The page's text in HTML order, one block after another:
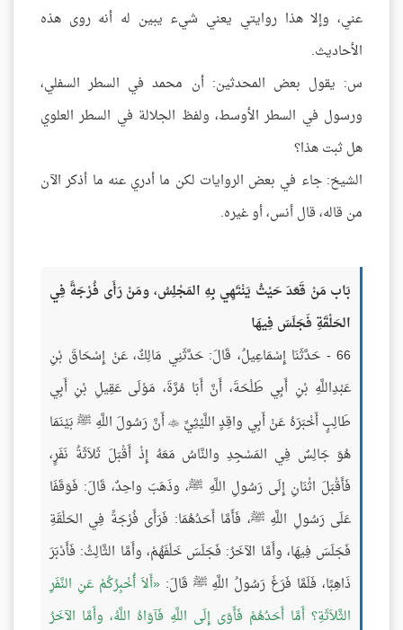
عني، وإلا هذا روايتي يعني شيء يبين له أنه روى هذه
الأحاديث.
س: يقول بعض المحدثين: أن محمد في السطر السفلي،
ورسول في السطر الأوسط، ولفظ الجلالة في السطر العلوي
هل ثبت هذا؟
الشيخ: جاء في بعض الروايات لكن ما أدري عنه ما أذكر الآن
من قاله، قال أنس، أو غيره.
بَاب مَنْ قَعَدَ حَيْثُ يَنْتَهِي بِهِ المَجْلِسُ، ومَنْ رَأَى فُرْجَةً فِي
الحَلْقَةِ فَجَلَسَ فِيهَا
66 - حَدَّثَنَا إِسْمَاعِيلُ، قَالَ: حَدَّثَنِي مَالِكٌ، عَنْ إِسْحَاقَ بْنِ
عَبْدِاللَّهِ بْنِ أَبِي طَلْحَةَ، أَنَّ أَبَا مُرَّةَ، مَوْلَى عَقِيلِ بْنِ أَبِي
طَالِبٍ أَخْبَرَهُ عَنْ أَبِي واقِدٍ اللَّيْثِيِّ أَنَّ رَسُولَ اللَّهِ ﷺ بَيْنَمَا
هُوَ جَالِسٌ فِي المَسْجِدِ والنَّاسُ مَعَهُ إِذْ أَقْبَلَ ثَلاَثَةُ نَفَرٍ،
فَأَقْبَلَ اثْنَانِ إِلَى رَسُولِ اللَّهِ ﷺ، وذَهَبَ واحِدٌ، قَالَ: فَوَقَفَا
عَلَى رَسُولِ اللَّهِ ﷺ، فَأَمَّا أَحَدُهُمَا: فَرَأَى فُرْجَةً فِي الحَلْقَةِ
فَجَلَسَ فِيهَا، وأَمَّا الآخَرُ: فَجَلَسَ خَلْفَهُمْ، وأَمَّا الثَّالِثُ: فَأَدْبَرَ
ذَاهِبًا، فَلَمَّا فَرَغَ رَسُولُ اللَّهِ ﷺ قَالَ: أَلاَ أُخْبِرُكُمْ عَنِ النَّفَرِ
الثَّلاَثَةِ؟ أَمَّا أَحَدُهُمْ فَأَوَى إِلَى اللَّهِ فَآوَاهُ اللَّهُ، وأَمَّا الآخَرُ